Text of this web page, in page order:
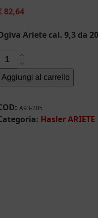
82,64
Ariete cal. 9,3 da
Ogiva
cal.
Aggiungi al carrello
A93-205
Hasler ARIETE